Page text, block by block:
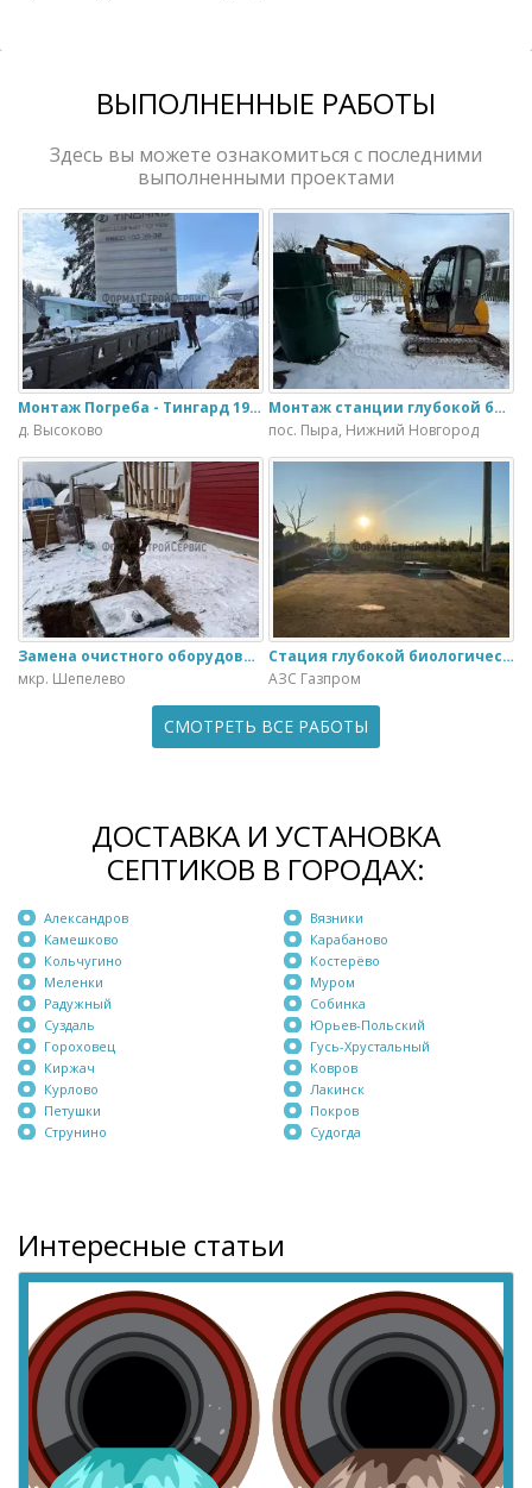
ВЫПОЛНЕННЫЕ РАБОТЫ
Здесь вы можете ознакомиться с последними
выполненными проектами
Монтаж Погреба - Тингард 1900
д. Высоково
Монтаж станции глубокой биологической очистки ИталБио - 5 с колодцем дренажным для слива воды
пос. Пыра, Нижний Новгород
Замена очистного оборудования Дека - 3 на ЭкоГранд - 6
мкр. Шепелево
Стация глубокой биологической очистки ЕвроЛос- 20
АЗС Газпром
СМОТРЕТЬ ВСЕ РАБОТЫ
ДОСТАВКА И УСТАНОВКА
СЕПТИКОВ В ГОРОДАХ:
Александров
Камешково
Кольчугино
Меленки
Радужный
Суздаль
Вязники
Карабаново
Костерёво
Муром
Собинка
Юрьев-Польский
Гороховец
Киржач
Курлово
Петушки
Струнино
Гусь-Хрустальный
Ковров
Лакинск
Покров
Судогда
Интересные статьи